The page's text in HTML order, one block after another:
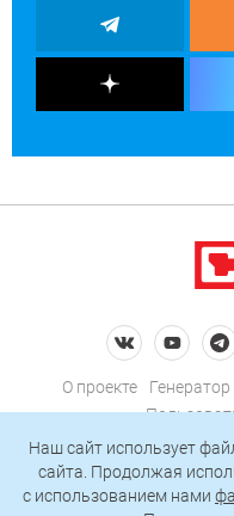
О проекте Генератор
Политика
Наш сайт использует
сайта. Продолжая
c использованием нами